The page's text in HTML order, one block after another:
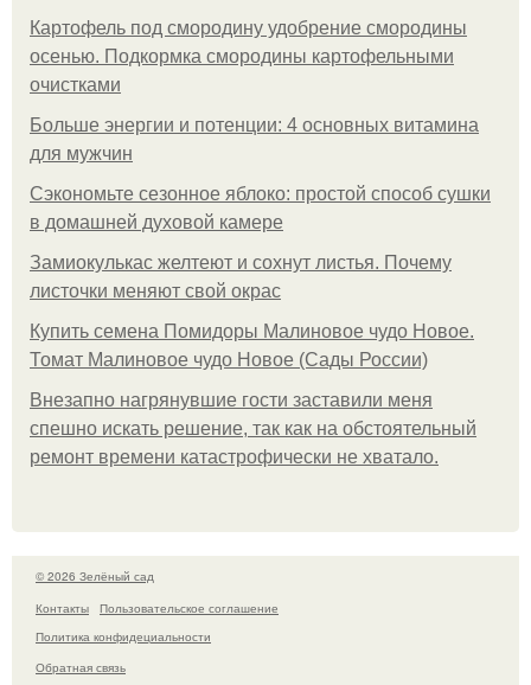
Картофель под смородину удобрение смородины
осенью. Подкормка смородины картофельными
очистками
Больше энергии и потенции: 4 основных витамина
для мужчин
Сэкономьте сезонное яблоко: простой способ сушки
в домашней духовой камере
Замиокулькас желтеют и сохнут листья. Почему
листочки меняют свой окрас
Купить семена Помидоры Малиновое чудо Новое.
Томат Малиновое чудо Новое (Сады России)
Внезапно нагрянувшие гости заставили меня
спешно искать решение, так как на обстоятельный
ремонт времени катастрофически не хватало.
© 2026 Зелёный сад
Контакты
Пользовательское соглашение
Политика конфидециальности
Обратная связь